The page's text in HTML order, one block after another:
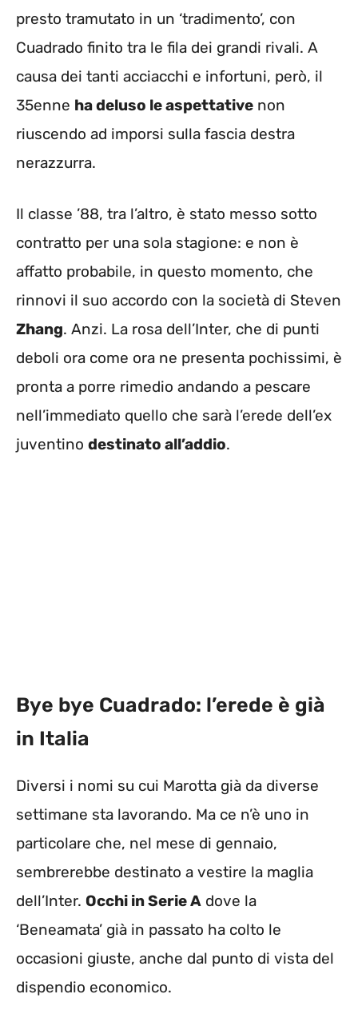
presto tramutato in un ‘tradimento’, con
Cuadrado finito tra le fila dei grandi rivali. A
causa dei tanti acciacchi e infortuni, però, il
35enne ha deluso le aspettative non
riuscendo ad imporsi sulla fascia destra
nerazzurra.
Il classe ’88, tra l’altro, è stato messo sotto
contratto per una sola stagione: e non è
affatto probabile, in questo momento, che
rinnovi il suo accordo con la società di Steven
Zhang. Anzi. La rosa dell’Inter, che di punti
deboli ora come ora ne presenta pochissimi, è
pronta a porre rimedio andando a pescare
nell’immediato quello che sarà l’erede dell’ex
juventino destinato all’addio.
Bye bye Cuadrado: l’erede è già
in Italia
Diversi i nomi su cui Marotta già da diverse
settimane sta lavorando. Ma ce n’è uno in
particolare che, nel mese di gennaio,
sembrerebbe destinato a vestire la maglia
dell’Inter. Occhi in Serie A dove la
‘Beneamata’ già in passato ha colto le
occasioni giuste, anche dal punto di vista del
dispendio economico.